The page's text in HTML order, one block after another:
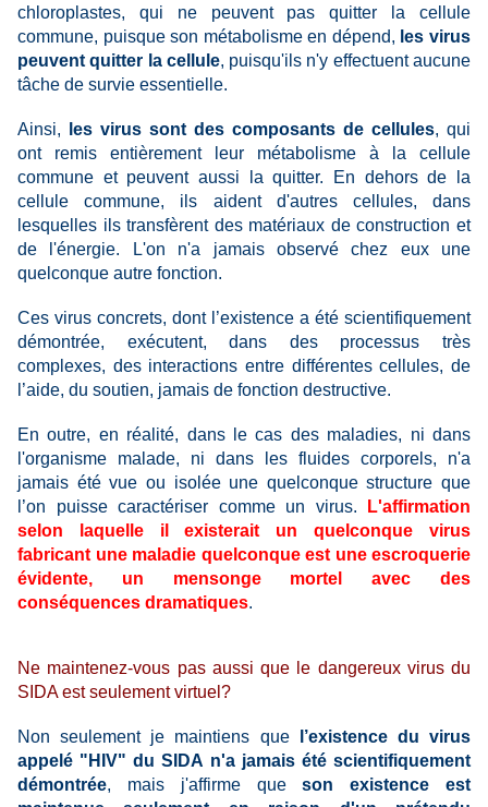
chloroplastes, qui ne peuvent pas quitter la cellule
commune, puisque son métabolisme en dépend, les virus
peuvent quitter la cellule, puisqu'ils n'y effectuent aucune
tâche de survie essentielle.
Ainsi, les virus sont des composants de cellules, qui
ont remis entièrement leur métabolisme à la cellule
commune et peuvent aussi la quitter. En dehors de la
cellule commune, ils aident d'autres cellules, dans
lesquelles ils transfèrent des matériaux de construction et
de l'énergie. L'on n'a jamais observé chez eux une
quelconque autre fonction.
Ces virus concrets, dont l’existence a été scientifiquement
démontrée, exécutent, dans des processus très
complexes, des interactions entre différentes cellules, de
l’aide, du soutien, jamais de fonction destructive.
En outre, en réalité, dans le cas des maladies, ni dans
l'organisme malade, ni dans les fluides corporels, n'a
jamais été vue ou isolée une quelconque structure que
l’on puisse caractériser comme un virus.
L'affirmation
selon laquelle il existerait un quelconque virus
fabricant une maladie quelconque est une escroquerie
évidente, un mensonge mortel avec des
conséquences dramatiques.
Ne maintenez-vous pas aussi que le dangereux virus du
SIDA est seulement virtuel?
Non seulement je maintiens que
l’existence du virus
appelé "HIV" du SIDA n'a jamais été scientifiquement
démontrée, mais j'affirme queson existence est